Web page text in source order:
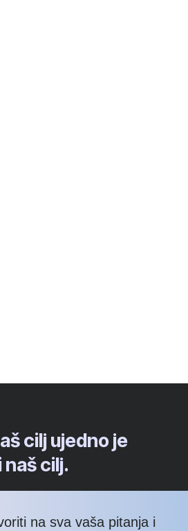
cilj ujedno je
naš cilj.
na sva vaša pitanja i